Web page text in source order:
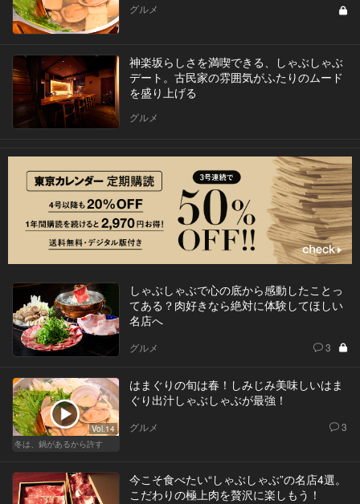
グルメ
神楽坂らしさを満喫できる、しゃぶしゃぶ
デート。古民家の雰囲気がふたりのムード
を盛り上げる
グルメ
しゃぶしゃぶで心の底から感動したことっ
てある？肉好きなら絶対に体験してほしい
名店へ
グルメ 3
Vol.14
冬は、鍋があるから許す
はまぐりの旬は春！しみじみ美味しいはま
ぐり出汁しゃぶしゃぶが最強！
グルメ 3
今こそ食べたい“しゃぶしゃぶ”の名店4選。
こだわりの極上肉を贅沢に楽しもう！